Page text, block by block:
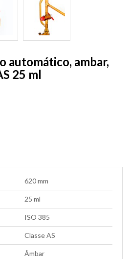
automático, ambar,
25 ml
620 mm
25 ml
ISO 385
Classe AS
Âmbar